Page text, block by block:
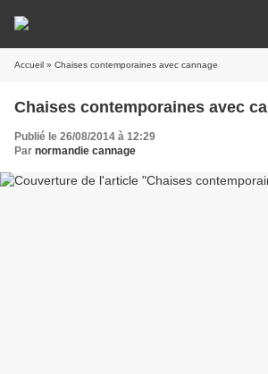
Accueil » Chaises contemporaines avec cannage
Chaises contemporaines avec
Publié le 26/08/2014 à 12:29
Par normandie cannage